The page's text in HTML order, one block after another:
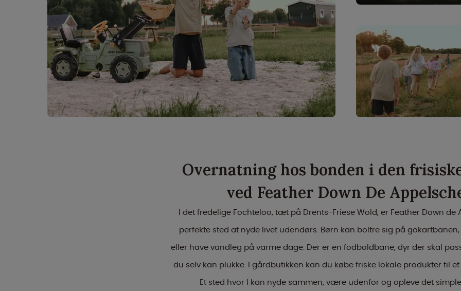
Overnatning hos bonden i den
ved Feather Down De
I det fredelige Fochteloo, tæt på Drents-Friese Wold, er Feather Down de
perfekte sted at nyde livet udendørs. Børn kan boltre sig på
eller have vandleg på varme dage. Der er en fodboldbane, dyr der skal
du selv kan plukke. I gårdbutikken kan du købe friske lokale produkter til
Et sted hvor I kan nyde sammen, være udenfor og opleve det